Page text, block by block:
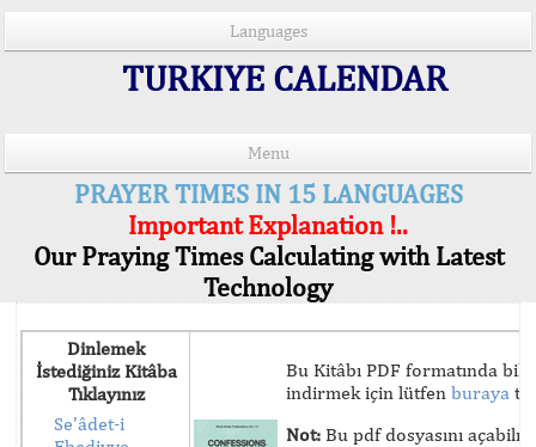
Languages
TURKIYE CALENDAR
Menu
PRAYER TIMES IN 15 LANGUAGES
Important Explanation !..
Our Praying Times Calculating with Latest
Technology
Dinlemek
İstediğiniz Kitâba
Tıklayınız
Se'âdet-i
Bu Kitâbı PDF formatında
indirmek için lütfen buraya
Not: Bu pdf dosyasını